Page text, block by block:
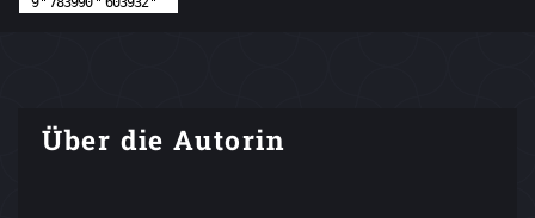
Über die Autorin